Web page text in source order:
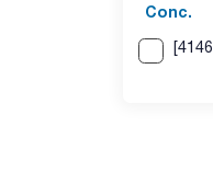
Conc.